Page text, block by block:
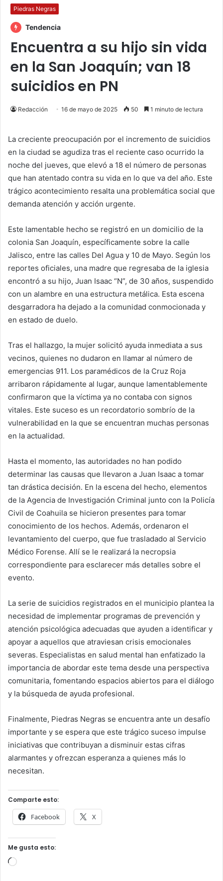
Piedras Negras
Tendencia
Encuentra a su hijo sin vida
en la San Joaquín; van 18
suicidios en PN
Redacción 16 de mayo de 2025 50 1 minuto de lectura
La creciente preocupación por el incremento de suicidios
en la ciudad se agudiza tras el reciente caso ocurrido la
noche del jueves, que elevó a 18 el número de personas
que han atentado contra su vida en lo que va del año. Este
trágico acontecimiento resalta una problemática social que
demanda atención y acción urgente.
Este lamentable hecho se registró en un domicilio de la
colonia San Joaquín, específicamente sobre la calle
Jalisco, entre las calles Del Agua y 10 de Mayo. Según los
reportes oficiales, una madre que regresaba de la iglesia
encontró a su hijo, Juan Isaac “N”, de 30 años, suspendido
con un alambre en una estructura metálica. Esta escena
desgarradora ha dejado a la comunidad conmocionada y
en estado de duelo.
Tras el hallazgo, la mujer solicitó ayuda inmediata a sus
vecinos, quienes no dudaron en llamar al número de
emergencias 911. Los paramédicos de la Cruz Roja
arribaron rápidamente al lugar, aunque lamentablemente
confirmaron que la víctima ya no contaba con signos
vitales. Este suceso es un recordatorio sombrío de la
vulnerabilidad en la que se encuentran muchas personas
en la actualidad.
Hasta el momento, las autoridades no han podido
determinar las causas que llevaron a Juan Isaac a tomar
tan drástica decisión. En la escena del hecho, elementos
de la Agencia de Investigación Criminal junto con la Policía
Civil de Coahuila se hicieron presentes para tomar
conocimiento de los hechos. Además, ordenaron el
levantamiento del cuerpo, que fue trasladado al Servicio
Médico Forense. Allí se le realizará la necropsia
correspondiente para esclarecer más detalles sobre el
evento.
La serie de suicidios registrados en el municipio plantea la
necesidad de implementar programas de prevención y
atención psicológica adecuadas que ayuden a identificar y
apoyar a aquellos que atraviesan crisis emocionales
severas. Especialistas en salud mental han enfatizado la
importancia de abordar este tema desde una perspectiva
comunitaria, fomentando espacios abiertos para el diálogo
y la búsqueda de ayuda profesional.
Finalmente, Piedras Negras se encuentra ante un desafío
importante y se espera que este trágico suceso impulse
iniciativas que contribuyan a disminuir estas cifras
alarmantes y ofrezcan esperanza a quienes más lo
necesitan.
Comparte esto:
Facebook X
Me gusta esto:
Cargando...